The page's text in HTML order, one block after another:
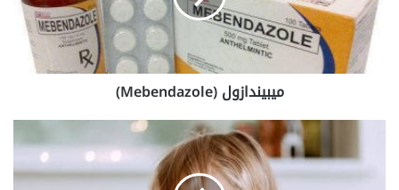
ميبيندازول (Mebendazole)
لتكثيف
الشعر